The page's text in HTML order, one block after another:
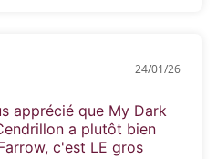
24/01/26
apprécié que My Dark
a plutôt bien
c'est LE gros